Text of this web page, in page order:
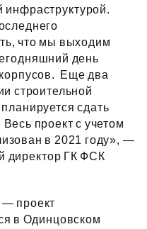
инфраструктурой.
что мы выходим
день
Еще два
строительной
сдать
проект с учетом
в 2021 году», —
директор ГК ФСК
— проект
в Одинцовском